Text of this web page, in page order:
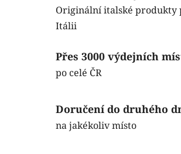
Originální italské produkty
Itálii
Přes 3000 výdejních
po celé ČR
Doručení do druhého
na jakékoliv místo